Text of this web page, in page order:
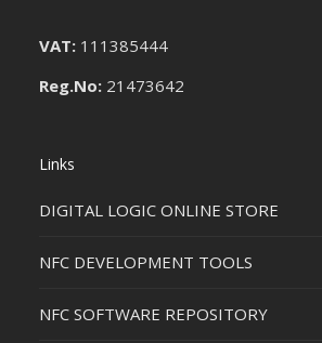
VAT:111385444
Reg.No:21473642
Links
DIGITAL LOGIC ONLINE STORE
NFC DEVELOPMENT TOOLS
NFC SOFTWARE REPOSITORY